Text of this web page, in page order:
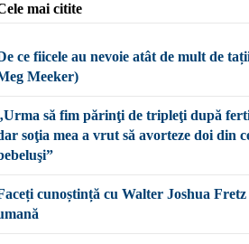
mai citite
ce fiicele au nevoie atât de mult de
Meeker)
să fim părinţi de tripleţi după
soţia mea a vrut să avorteze doi din
cunoștință cu Walter Joshua